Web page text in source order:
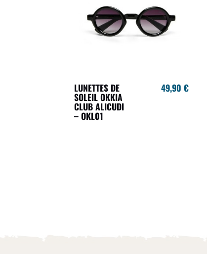
LUNETTES DE
SOLEIL OKKIA
CLUB ALICUDI
– OKL01
49,90 €